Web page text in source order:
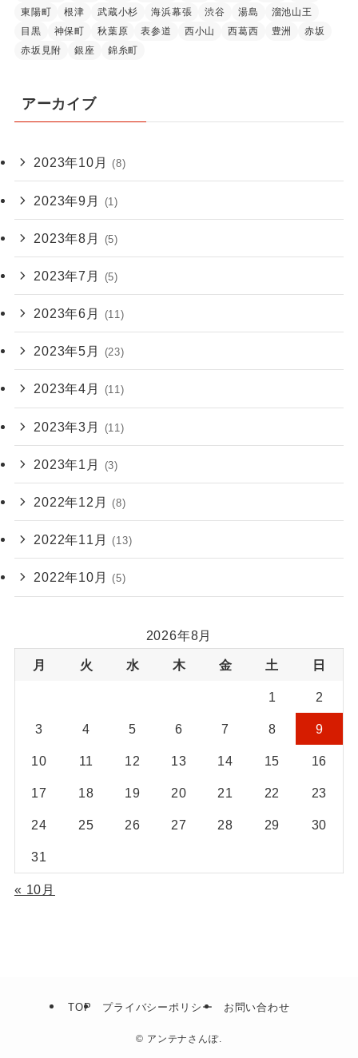
東陽町
根津 武蔵小杉 海浜幕張 渋谷 湯島
溜池山王
目黒
神保町 秋葉原 表参道 西小山 西葛西 豊洲
赤坂
赤坂見附
銀座 錦糸町
アーカイブ
2023年10月 (8)
2023年9月 (1)
2023年8月 (5)
2023年7月 (5)
2023年6月 (11)
2023年5月 (23)
2023年4月 (11)
2023年3月 (11)
2023年1月 (3)
2022年12月 (8)
2022年11月 (13)
2022年10月 (5)
2026年8月
月 火 水 木 金 土 日
1 2
3 4 5 6 7 8 9
10 11 12 13 14 15 16
17 18 19 20 21 22 23
24 25 26 27 28 29 30
31
« 10月
TOP プライバシーポリシー お問い合わせ
© アンテナさんぽ.